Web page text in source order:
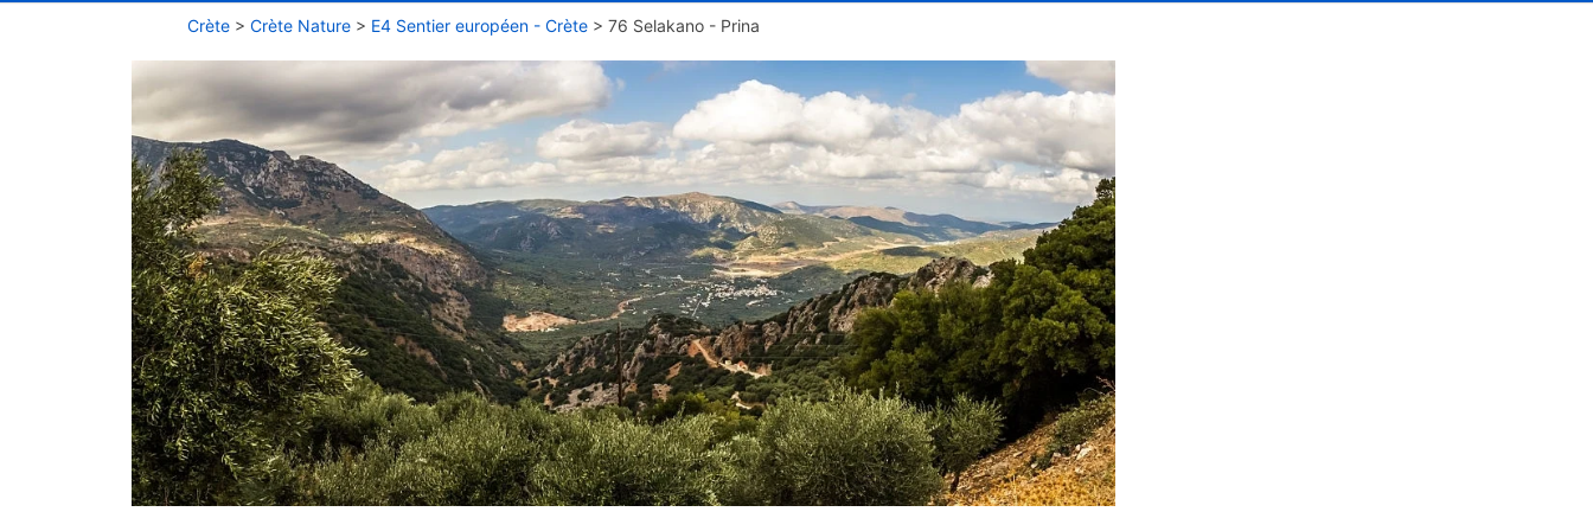
Crète > Crète Nature > E4 Sentier européen - Crète > 76 Selakano - Prina